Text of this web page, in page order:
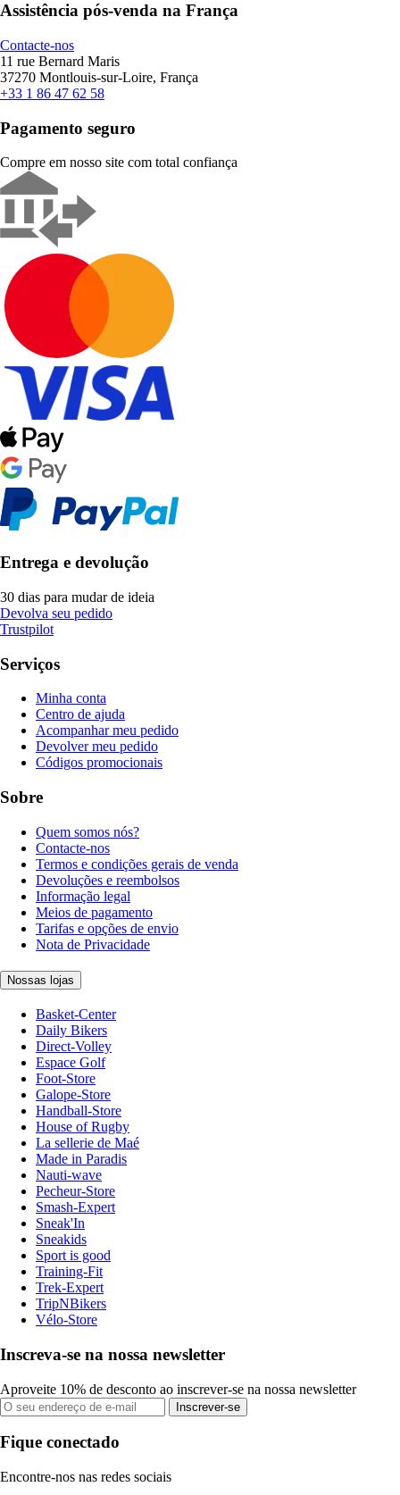
Assistência pós-venda na França
Contacte-nos
11 rue Bernard Maris
37270 Montlouis-sur-Loire, França
+33 1 86 47 62 58
Pagamento seguro
Compre em nosso site com total confiança
Entrega e devolução
30 dias para mudar de ideia
Devolva seu pedido
Trustpilot
Serviços
Minha conta
Centro de ajuda
Acompanhar meu pedido
Devolver meu pedido
Códigos promocionais
Sobre
Quem somos nós?
Contacte-nos
Termos e condições gerais de venda
Devoluções e reembolsos
Informação legal
Meios de pagamento
Tarifas e opções de envio
Nota de Privacidade
Nossas lojas
Basket-Center
Daily Bikers
Direct-Volley
Espace Golf
Foot-Store
Galope-Store
Handball-Store
House of Rugby
La sellerie de Maé
Made in Paradis
Nauti-wave
Pecheur-Store
Smash-Expert
Sneak'In
Sneakids
Sport is good
Training-Fit
Trek-Expert
TripNBikers
Vélo-Store
Inscreva-se na nossa newsletter
Aproveite 10% de desconto ao inscrever-se na nossa newsletter
Inscrever-se
Fique conectado
Encontre-nos nas redes sociais